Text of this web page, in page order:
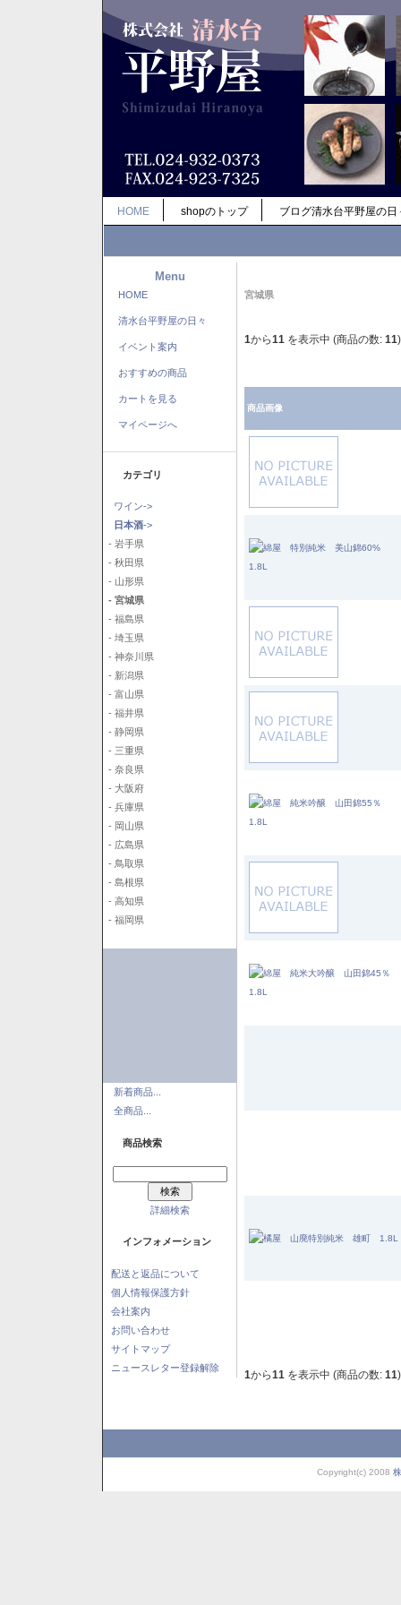
HOME shopのトップ ブログ清水台平野屋の日
Menu
HOME
清水台平野屋の日々
イベント案内
おすすめの商品
カートを見る
マイページへ
カテゴリ
ワイン->
日本酒->
- 岩手県
- 秋田県
- 山形県
- 宮城県
- 福島県
- 埼玉県
- 神奈川県
- 新潟県
- 富山県
- 福井県
- 静岡県
- 三重県
- 奈良県
- 大阪府
- 兵庫県
- 岡山県
- 広島県
- 鳥取県
- 島根県
- 高知県
- 福岡県
新着商品...
全商品...
商品検索
詳細検索
インフォメーション
配送と返品について
個人情報保護方針
会社案内
お問い合わせ
サイトマップ
ニュースレター登録解除
宮城県
1から11 を表示中 (商品の数: 11)
商品画像
1から11 を表示中 (商品の数: 11)
Copyright(c) 2008